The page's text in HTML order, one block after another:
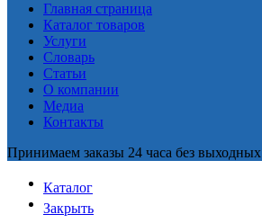
Главная страница
Каталог товаров
Услуги
Словарь
Статьи
О компании
Медиа
Контакты
Принимаем заказы 24 часа без выходных
Каталог
Закрыть